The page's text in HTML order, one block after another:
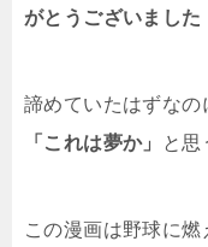
がとうございました
諦めていたはずなの
「これは夢か」
と思
この漫画は野球に